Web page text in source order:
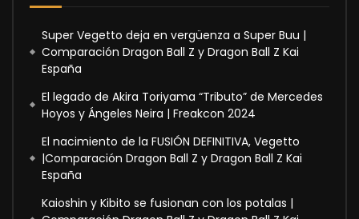
Super Vegetto deja en vergüenza a Super Buu |
Comparación Dragon Ball Z y Dragon Ball Z Kai
España
El legado de Akira Toriyama “Tributo” de Mercedes
Hoyos y Ángeles Neira | Freakcon 2024
El nacimiento de la FUSIÓN DEFINITIVA, Vegetto
|Comparación Dragon Ball Z y Dragon Ball Z Kai
España
Kaioshin y Kibito se fusionan con los potalas |